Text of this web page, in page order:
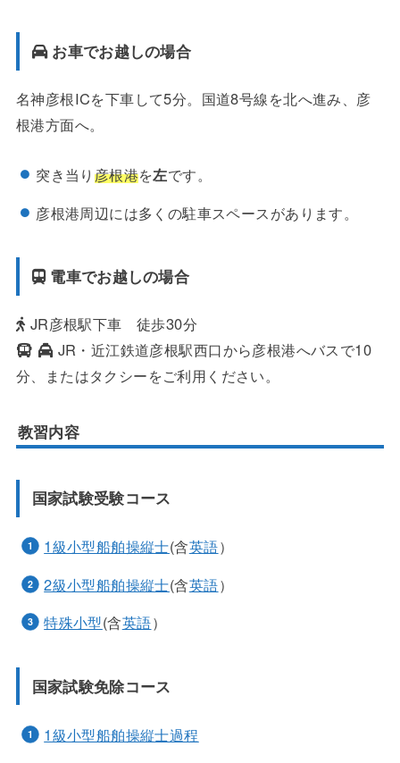
お車でお越しの場合
名神彦根ICを下車して5分。国道8号線を北へ進み、彦
根港方面へ。
突き当り 彦根港を左です。
彦根港周辺には多くの駐車スペースがあります。
電車でお越しの場合
JR彦根駅下車 徒歩30分
JR・近江鉄道彦根駅西口から彦根港へバスで10
分、またはタクシーをご利用ください。
教習内容
国家試験受験コース
1級小型船舶操縦士(含英語）
2級小型船舶操縦士(含英語）
特殊小型(含英語）
国家試験免除コース
1級小型船舶操縦士過程